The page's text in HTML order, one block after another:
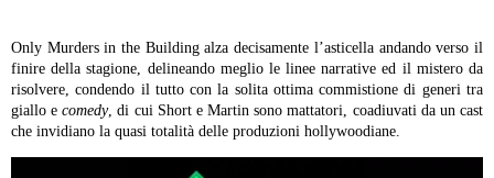
Only Murders in the Building alza decisamente l’asticella andando verso il
finire della stagione, delineando meglio le linee narrative ed il mistero da
risolvere, condendo il tutto con la solita ottima commistione di generi tra
giallo ecomedy, di cui Short e Martin sono mattatori, coadiuvati da un cast
che invidiano la quasi totalità delle produzioni hollywoodiane.